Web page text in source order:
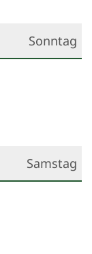
Sonntag
Samstag